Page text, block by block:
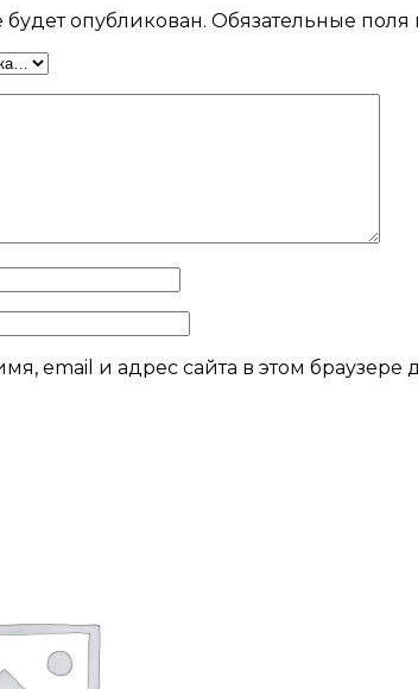
опубликован. Обязательные
email и адрес сайта в этом